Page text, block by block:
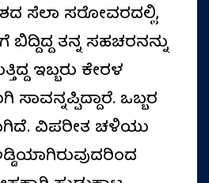
ಸೆಲಾ ಸರೋವರದಲ್ಲಿ,
ತನ್ನ ಸಹಚರನನ್ನು
ಇಬ್ಬರು ಕೇರಳ
ಸಾವನ್ನಪ್ಪಿದ್ದಾರೆ. ಒಬ್ಬರ
ವಿಪರೀತ ಚಳಿಯು